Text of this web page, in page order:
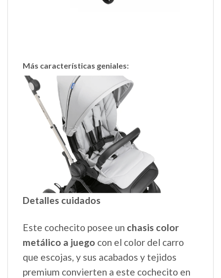
Más características geniales:
Detalles cuidados
Este cochecito posee un chasis color
metálico a juego con el color del carro
que escojas, y sus acabados y tejidos
premium convierten a este cochecito en